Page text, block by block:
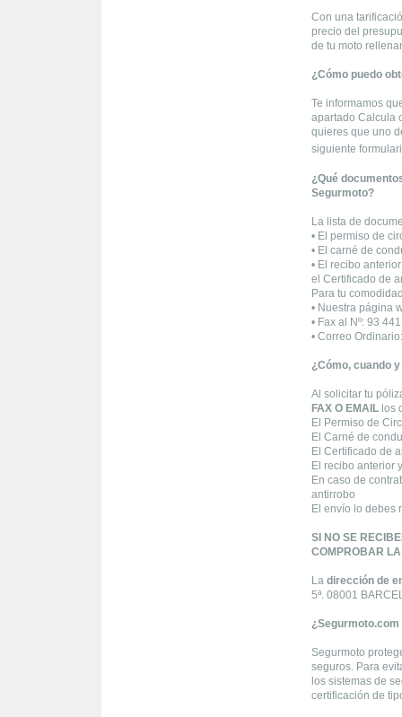
Con una
precio del
de tu moto
¿Cómo puedo
Te informamos
apartado Calcula
quieres que uno
siguiente
¿Qué
Segurmoto?
La lista de
• El permiso de
• El carné de
• El recibo
el Certificado de
Para tu
• Nuestra página
• Fax al Nº: 93
• Correo
¿Cómo, cuando
Al solicitar tu
FAX O EMAILlos
El Permiso de
El Carné de
El Certificado de
El recibo anterior
En caso de
antirrobo
El envío lo debes
SI NO SE
COMPROBAR
La dirección de
5ª. 08001
¿Segurmoto.com
Segurmoto
seguros. Para
los sistemas de
certificación de